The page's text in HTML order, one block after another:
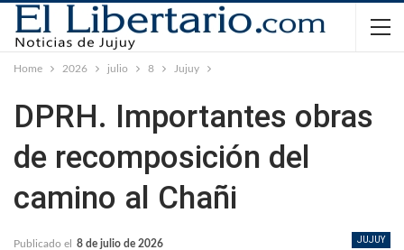
Home 2026 julio 8 Jujuy
DPRH. Importantes obras
de recomposición del
camino al Chañi
JUJUY
Publicado el 8 de julio de 2026